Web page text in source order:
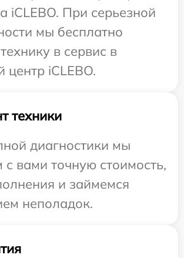
iCLEBO. При серьезной
мы бесплатно
в сервис в
центр iCLEBO.
техники
диагностики мы
с вами точную стоимость,
и займемся
неполадок.